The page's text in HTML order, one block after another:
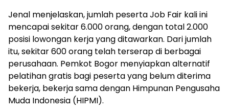
Jenal menjelaskan, jumlah peserta Job Fair kali ini
mencapai sekitar 6.000 orang, dengan total 2.000
posisi lowongan kerja yang ditawarkan. Dari jumlah
itu, sekitar 600 orang telah terserap di berbagai
perusahaan. Pemkot Bogor menyiapkan alternatif
pelatihan gratis bagi peserta yang belum diterima
bekerja, bekerja sama dengan Himpunan Pengusaha
Muda Indonesia (HIPMI).